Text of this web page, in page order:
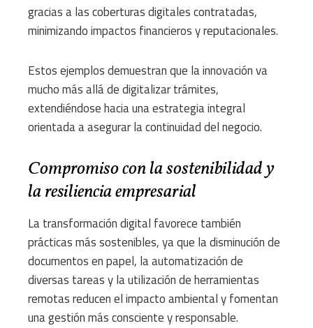
gracias a las coberturas digitales contratadas,
minimizando impactos financieros y reputacionales.
Estos ejemplos demuestran que la innovación va
mucho más allá de digitalizar trámites,
extendiéndose hacia una estrategia integral
orientada a asegurar la continuidad del negocio.
Compromiso con la sostenibilidad y
la resiliencia empresarial
La transformación digital favorece también
prácticas más sostenibles, ya que la disminución de
documentos en papel, la automatización de
diversas tareas y la utilización de herramientas
remotas reducen el impacto ambiental y fomentan
una gestión más consciente y responsable.